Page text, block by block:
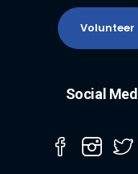
Volunteer
Social